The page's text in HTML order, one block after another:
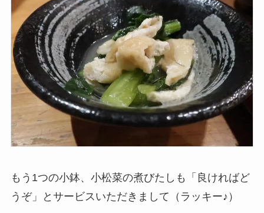
もう1つの小鉢、小松菜の煮びたしも「良ければど
うぞ」とサービスいただきまして（ラッキー♪）